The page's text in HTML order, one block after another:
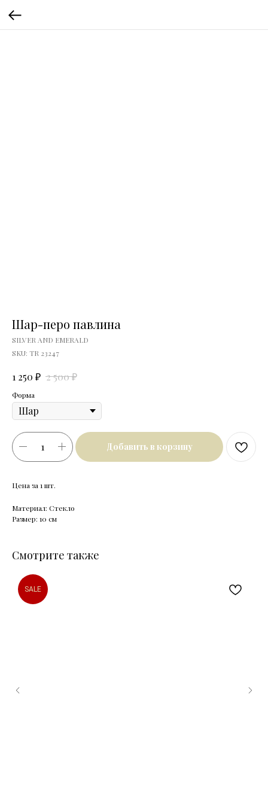
Шар-перо павлина
SILVER AND EMERALD
SKU: TR 23247
1 250 ₽ 2 500₽
Форма
Добавить в корзину
Цена за 1 шт.
Материал: Стекло
Размер: 10 см
Смотрите также
SALE